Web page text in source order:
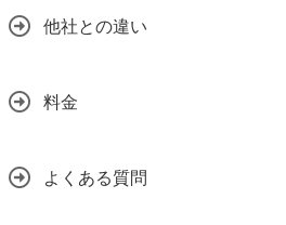
他社との違い
料金
よくある質問